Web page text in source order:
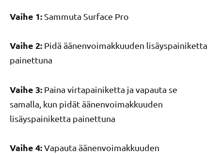
Vaihe 1: Sammuta Surface Pro
Vaihe 2: Pidä äänenvoimakkuuden lisäyspainiketta
painettuna
Vaihe 3: Paina virtapainiketta ja vapauta se
samalla, kun pidät äänenvoimakkuuden
lisäyspainiketta painettuna
Vaihe 4:Vapauta äänenvoimakkuuden